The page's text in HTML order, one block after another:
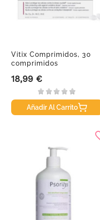
Vitix Comprimidos, 30
comprimidos
Precio
18,99 €
Añadir Al Carrito